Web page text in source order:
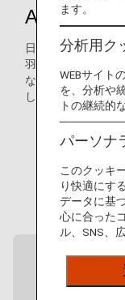
ANAがつ
日本には、主要都
羽田空港から、
な自然や文化、各
します。
ます。
分析用ク
WEBサイト
を、分析や
トの継続的
パーソナ
このクッキ
り快適にす
データに基
心に合った
ル、SNS、